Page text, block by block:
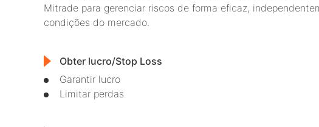
Mitrade para gerenciar riscos de forma eficaz,
condições do mercado.
Obter lucro/Stop Loss
Garantir lucro
Limitar perdas